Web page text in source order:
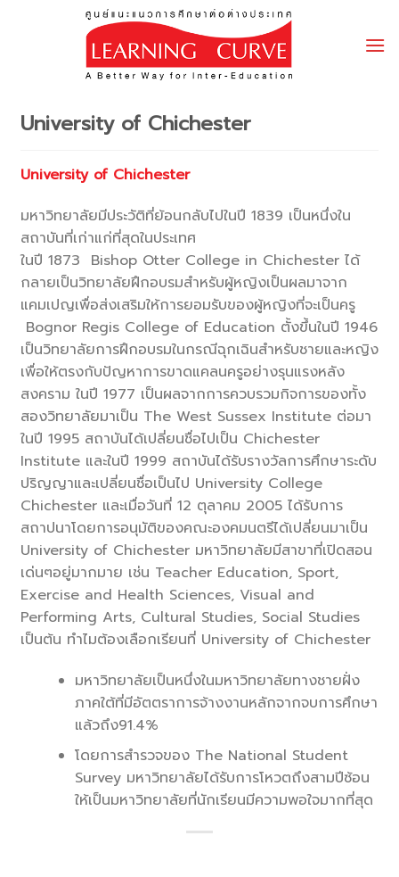
University of Chichester
University of Chichester
มหาวิทยาลัยมีประวัติที่ย้อนกลับไปในปี 1839 เป็นหนึ่งใน
สถาบันที่เก่าแก่ที่สุดในประเทศ
ในปี 1873 Bishop Otter College in Chichester ได้
กลายเป็นวิทยาลัยฝึกอบรมสำหรับผู้หญิงเป็นผลมาจาก
แคมเปญเพื่อส่งเสริมให้การยอมรับของผู้หญิงที่จะเป็นครู
Bognor Regis College of Education ตั้งขึ้นในปี 1946
เป็นวิทยาลัยการฝึกอบรมในกรณีฉุกเฉินสำหรับชายและหญิง
เพื่อให้ตรงกับปัญหาการขาดแคลนครูอย่างรุนแรงหลัง
สงคราม ในปี 1977 เป็นผลจากการควบรวมกิจการของทั้ง
สองวิทยาลัยมาเป็น The West Sussex Institute ต่อมา
ในปี 1995 สถาบันได้เปลี่ยนชื่อไปเป็น Chichester
Institute และในปี 1999 สถาบันได้รับรางวัลการศึกษาระดับ
ปริญญาและเปลี่ยนชื่อเป็นไป University College
Chichester และเมื่อวันที่ 12 ตุลาคม 2005 ได้รับการ
สถาปนาโดยการอนุมัติของคณะองคมนตรีได้เปลี่ยนมาเป็น
University of Chichester มหาวิทยาลัยมีสาขาที่เปิดสอน
เด่นๆอยู่มากมาย เช่น Teacher Education, Sport,
Exercise and Health Sciences, Visual and
Performing Arts, Cultural Studies, Social Studies
เป็นต้น ทำไมต้องเลือกเรียนที่ University of Chichester
มหาวิทยาลัยเป็นหนึ่งในมหาวิทยาลัยทางชายฝั่ง
ภาคใต้ที่มีอัตตราการจ้างงานหลักจากจบการศึกษา
แล้วถึง91.4%
โดยการสำรวจของ The National Student
Survey มหาวิทยาลัยได้รับการโหวตถึงสามปีซ้อน
ให้เป็นมหาวิทยาลัยที่นักเรียนมีความพอใจมากที่สุด